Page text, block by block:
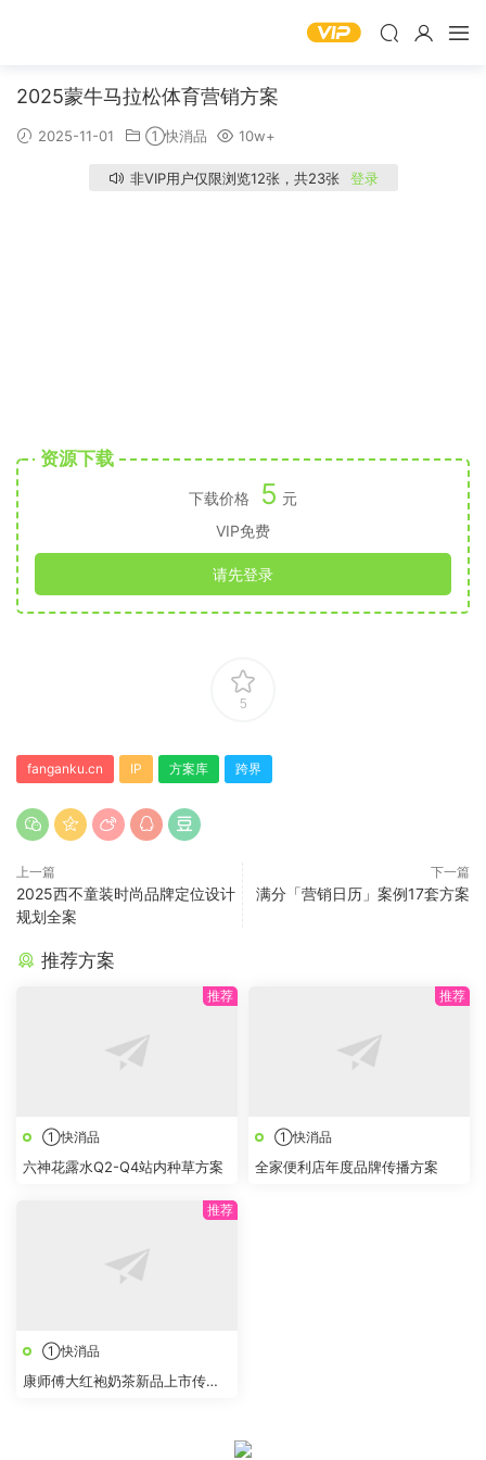
2025蒙牛马拉松体育营销方案
2025-11-01 ①快消品 10w+
非VIP用户仅限浏览12张，共23张 登录
资源下载
下载价格 5 元
VIP免费
请先登录
5
fanganku.cn IP 方案库 跨界
上一篇
2025西不童装时尚品牌定位设计
规划全案
下一篇
满分「营销日历」案例17套方案
推荐方案
①快消品
六神花露水Q2-Q4站内种草方案
①快消品
全家便利店年度品牌传播方案
①快消品
康师傅大红袍奶茶新品上市传播